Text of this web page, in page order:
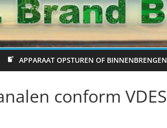
APPARAAT OPSTUREN OF BINNENBRENGEN
conform VDES